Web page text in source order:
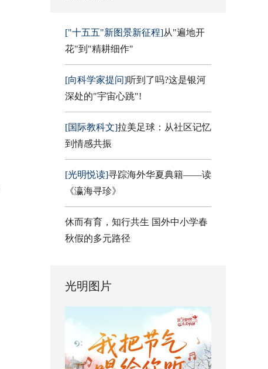
["十五五"新图景新征程]从"遍地开
花"到"精耕细作"
[向科学家提问]听到了吗?这是银河
深处的"宇宙心跳"!
[国际教科文]拉美足球：从社区记忆
到情感共振
[光明悦读]寻踪海外华夏典籍——读
《瀛海寻珍》
休而有育，知行共生 国外中小学春
秋假的多元路径
光明图片